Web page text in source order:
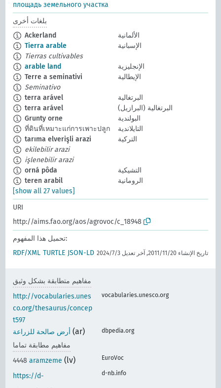
площадь земельного участка
بلغات أخرى
Ackerland
الألمانية
Tierra arable
الإسبانية
Tierras cultivables
arable land
الإنجليزية
Terre a seminativi
الإيطالية
Seminativo
terra arável
البرتغالية
terra arável
البرتغالية (البرازيل)
Grunty orne
البولندية
ที่ดินที่เหมาะแก่การเพาะปลูก
التايلاندية
tarıma elverişli arazi
التركية
ekilebilir arazi
işlenebilir arazi
orná pôda
التشيكية
teren arabil
الرومانية
[show all 27 values]
URI
http://aims.fao.org/aos/agrovoc/c_18948
تحميل هذا المفهوم:
RDF/XML TURTLE JSON-LD تاريخ الإنشاء 20‏/11‏/2011, آخر تعديل 3‏/7‏/2024
مفاهيم متطابقة بشكل وثيق
http://vocabularies.unes
co.org/thesaurus/concep
t597
vocabularies.unesco.org
أرض صالحة للزراعة (ar) dbpedia.org
مفاهيم مطابقة تماما
4448aramzeme (lv) EuroVoc
https://d-
d-nb.info